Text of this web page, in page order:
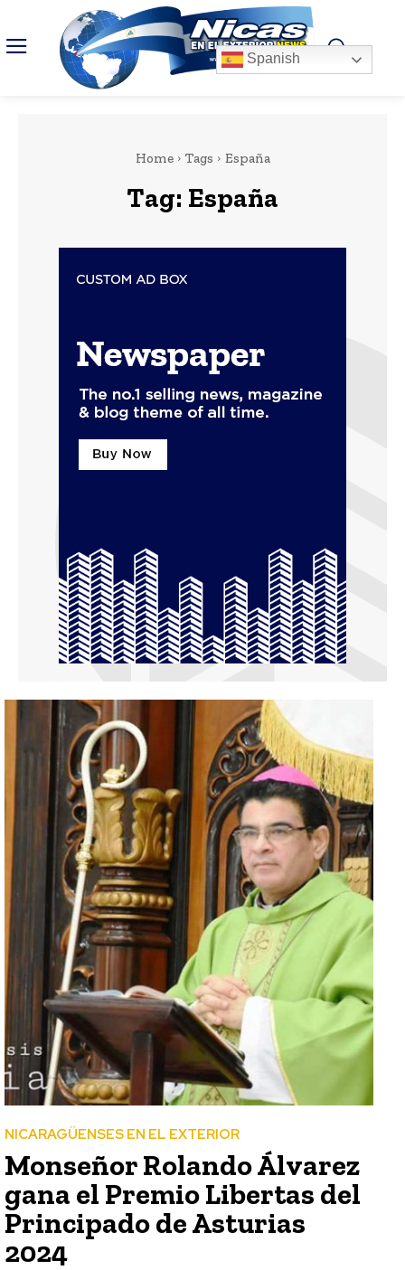
Home Tags España
Tag: España
NICARAGÜENSES EN EL EXTERIOR
Monseñor Rolando Álvarez
gana el Premio Libertas del
Principado de Asturias
2024
Spanish